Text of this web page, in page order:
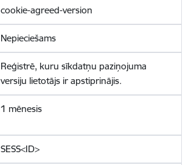
cookie-agreed-version
Nepieciešams
Reģistrē, kuru sīkdatņu paziņojuma
versiju lietotājs ir apstiprinājis.
1 mēnesis
SESS<ID>